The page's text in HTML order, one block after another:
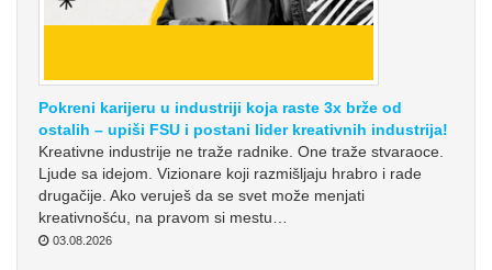
Pokreni karijeru u industriji koja raste 3x brže od
ostalih – upiši FSU i postani lider kreativnih industrija!
Kreativne industrije ne traže radnike. One traže stvaraoce.
Ljude sa idejom. Vizionare koji razmišljaju hrabro i rade
drugačije. Ako veruješ da se svet može menjati
kreativnošću, na pravom si mestu…
03.08.2026